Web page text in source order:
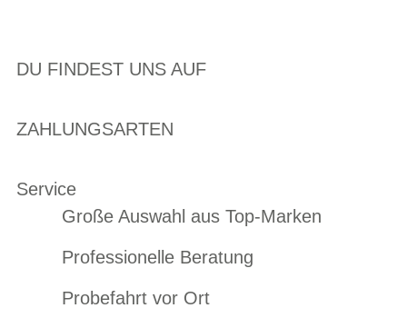
DU FINDEST UNS AUF
ZAHLUNGSARTEN
Service
Große Auswahl aus Top-Marken
Professionelle Beratung
Probefahrt vor Ort